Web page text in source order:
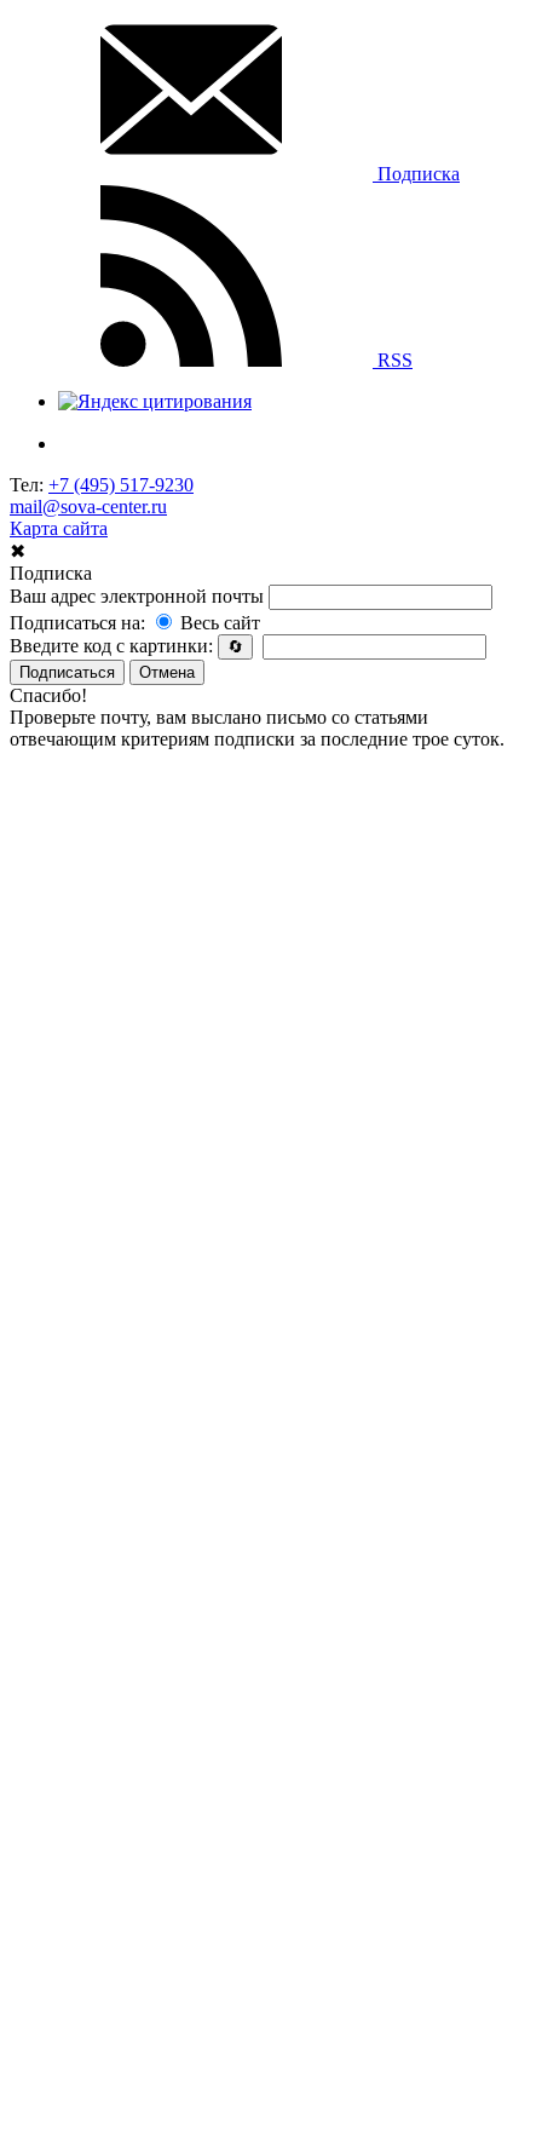
Подписка
RSS
Тел: +7 (495) 517-9230
mail@sova-center.ru
Карта сайта
✖
Подписка
Ваш адрес электронной почты
Подписаться на:
Весь сайт
Введите код с картинки:
🔄
Подписаться
Отмена
Спасибо!
Проверьте почту, вам выслано письмо со статьями
отвечающим критериям подписки за последние трое суток.